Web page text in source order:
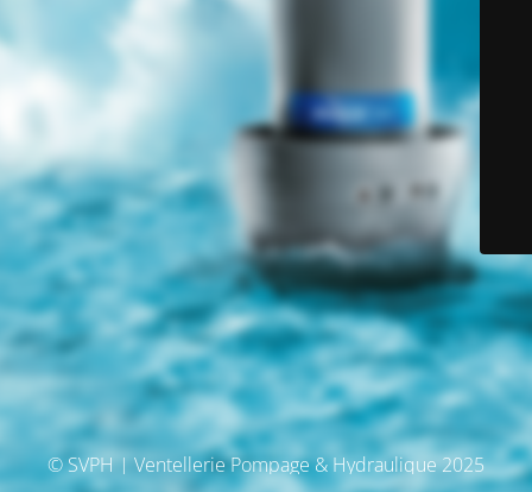
© SVPH | Ventellerie Pompage & Hydraulique 2025